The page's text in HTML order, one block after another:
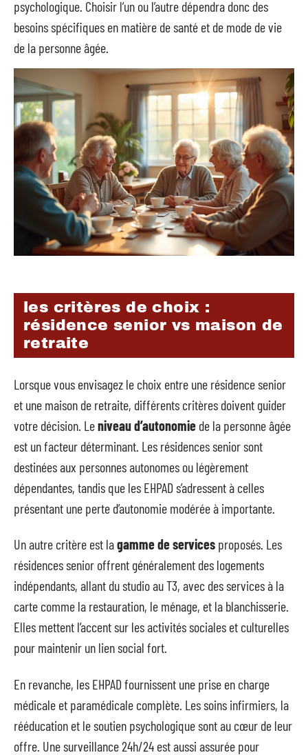
psychologique. Choisir l’un ou l’autre dépendra donc des
besoins spécifiques en matière de santé et de mode de vie
de la personne âgée.
les critères de choix :
résidence senior vs maison de
retraite
Lorsque vous envisagez le choix entre une résidence senior
et une maison de retraite, différents critères doivent guider
votre décision. Leniveau d’autonomie de la personne âgée
est un facteur déterminant. Les résidences senior sont
destinées aux personnes autonomes ou légèrement
dépendantes, tandis que les EHPAD s’adressent à celles
présentant une perte d’autonomie modérée à importante.
Un autre critère est lagamme de services proposés. Les
résidences senior offrent généralement des logements
indépendants, allant du studio au T3, avec des services à la
carte comme la restauration, le ménage, et la blanchisserie.
Elles mettent l’accent sur les activités sociales et culturelles
pour maintenir un lien social fort.
En revanche, les EHPAD fournissent une prise en charge
médicale et paramédicale complète. Les soins infirmiers, la
rééducation et le soutien psychologique sont au cœur de leur
offre. Une surveillance 24h/24 est aussi assurée pour